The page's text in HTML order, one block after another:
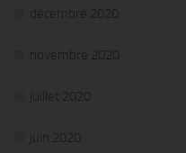
décembre 2020
novembre 2020
juillet 2020
juin 2020